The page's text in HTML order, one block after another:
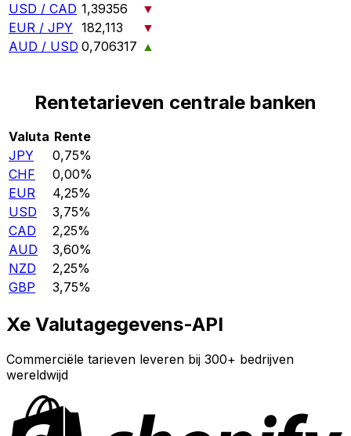
USD / CAD 1,39356
▼
EUR / JPY 182,113
▼
AUD / USD 0,706317 ▲
Rentetarieven centrale banken
Valuta Rente
JPY
0,75%
CHF
0,00%
EUR
4,25%
USD
3,75%
CAD
2,25%
AUD
3,60%
NZD
2,25%
GBP
3,75%
Xe Valutagegevens-API
Commerciële tarieven leveren bij 300+ bedrijven
wereldwijd